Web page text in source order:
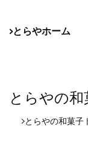
とらやホーム
とらやの和
とらやの和菓子